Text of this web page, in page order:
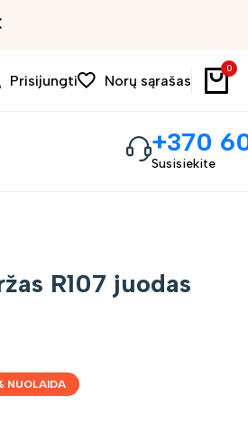
Prisijungti Norų sąrašas
0
+370
Susisiekite
R107 juodas
NUOLAIDA